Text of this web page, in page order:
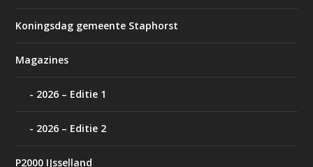
Koningsdag gemeente Staphorst
Magazines
2026 – Editie 1
2026 – Editie 2
P2000 IJsselland